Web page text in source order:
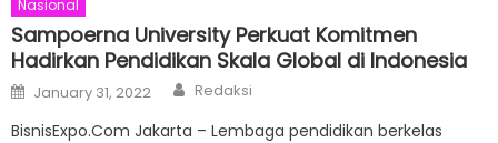
Nasional
Sampoerna University Perkuat Komitmen
Hadirkan Pendidikan Skala Global di Indonesia
Posted
on
January 31, 2022 Author
Redaksi
BisnisExpo.Com Jakarta – Lembaga pendidikan berkelas